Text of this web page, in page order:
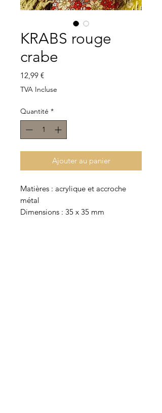
KRABS rouge
crabe
12,99 €Prix
TVA Incluse
Quantité *
Ajouter au panier
Matières : acrylique et accroche
métal
Dimensions : 35 x 35 mm